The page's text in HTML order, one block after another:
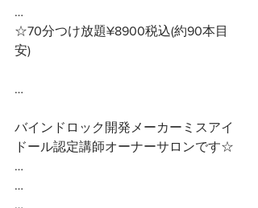
…
☆70分つけ放題¥8900税込(約90本目
安)
…
バインドロック開発メーカーミスアイ
ドール認定講師オーナーサロンです☆
…
…
…